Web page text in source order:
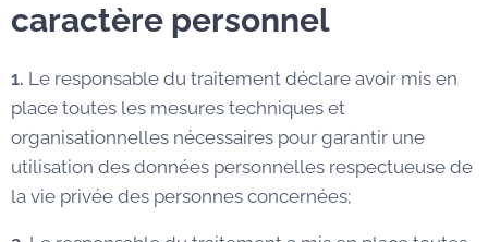
caractère personnel
1. Le responsable du traitement déclare avoir mis en
place toutes les mesures techniques et
organisationnelles nécessaires pour garantir une
utilisation des données personnelles respectueuse de
la vie privée des personnes concernées;